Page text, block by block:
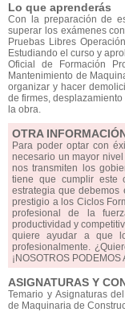
Lo que aprenderás
Con la preparación de
superar los exámenes
Pruebas Libres
Estudiando el curso y
Oficial de Formación
Mantenimiento de
organizar y hacer
de firmes,
la obra.
OTRA
Para poder optar con
necesario un mayor
nos transmiten los
tiene que cumplir este
estrategia que debemos
prestigio a los Ciclos
profesional de la
productividad y
quiere ayudar a que
profesionalmente.
¡NOSOTROS
ASIGNATURAS Y
Temario y Asignaturas
de Maquinaria de